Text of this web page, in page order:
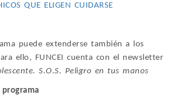
QUE ELIGEN CUIDARSE
puede extenderse también a los
ello, FUNCEI cuenta con el newsletter
S.O.S. Peligro en tus manos